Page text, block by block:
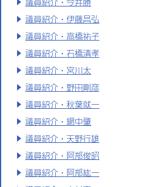
議員紹介・伊藤昌弘
議員紹介・高橋祐子
議員紹介・石橋清孝
議員紹介・宮川太
議員紹介・野田剛彦
議員紹介・秋葉就一
議員紹介・網中肇
議員紹介・天野行雄
議員紹介・阿部俊昭
議員紹介・阿部紘一